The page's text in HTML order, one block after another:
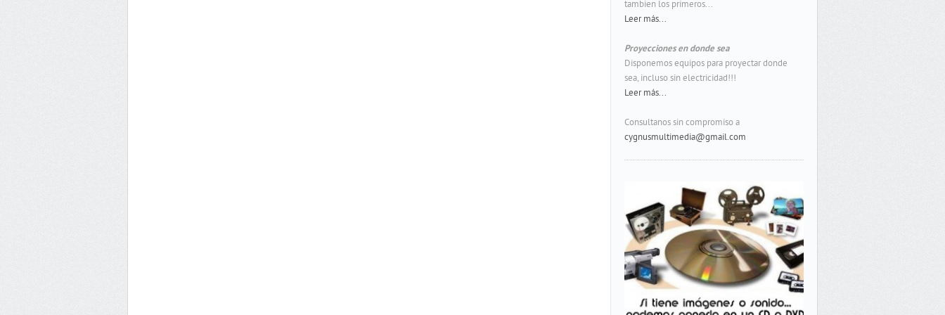
tambien los primeros...
Leer más...
Proyecciones en donde sea
Disponemos equipos para proyectar donde
sea, incluso sin electricidad!!!
Leer más...
Consultanos sin compromiso a
cygnusmultimedia@gmail.com